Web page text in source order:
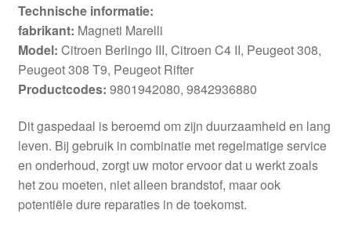
Technische informatie:
fabrikant: Magneti Marelli
Model: Citroen Berlingo III, Citroen C4 II, Peugeot 308,
Peugeot 308 T9, Peugeot Rifter
Productcodes: 9801942080, 9842936880
Dit gaspedaal is beroemd om zijn duurzaamheid en lang
leven. Bij gebruik in combinatie met regelmatige service
en onderhoud, zorgt uw motor ervoor dat u werkt zoals
het zou moeten, niet alleen brandstof, maar ook
potentiële dure reparaties in de toekomst.